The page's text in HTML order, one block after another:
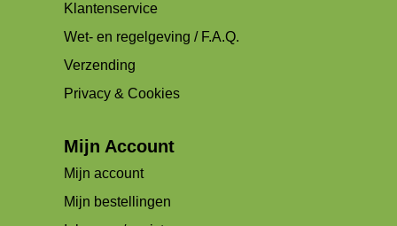
Klantenservice
Wet- en regelgeving / F.A.Q.
Verzending
Privacy & Cookies
Mijn Account
Mijn account
Mijn bestellingen